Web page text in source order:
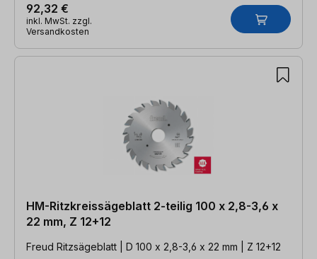
92,32 €
inkl. MwSt. zzgl.
Versandkosten
HM-Ritzkreissägeblatt 2-teilig 100 x 2,8-3,6 x
22 mm, Z 12+12
Freud Ritzsägeblatt | D 100 x 2,8-3,6 x 22 mm | Z 12+12